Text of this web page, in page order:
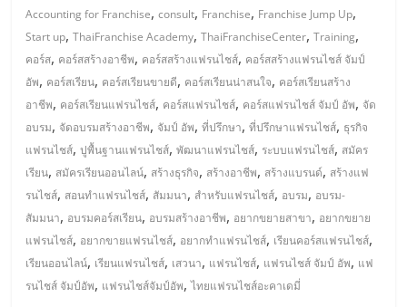
Accounting for Franchise,consult, Franchise, Franchise Jump Up,
Start up,ThaiFranchise Academy,ThaiFranchiseCenter,Training,
คอร์ส, คอร์สสร้างอาชีพ, คอร์สสร้างแฟรนไชส์, คอร์สสร้างแฟรนไชส์ จัมป์
อัพ, คอร์สเรียน, คอร์สเรียนขายดี, คอร์สเรียนน่าสนใจ, คอร์สเรียนสร้าง
อาชีพ, คอร์สเรียนแฟรนไชส์, คอร์สแฟรนไชส์, คอร์สแฟรนไชส์ จัมป์ อัพ, จัด
อบรม, จัดอบรมสร้างอาชีพ, จัมป์ อัพ,ที่ปรึกษา,ที่ปรึกษาแฟรนไชส์, ธุรกิจ
แฟรนไชส์,ปูพื้นฐานแฟรนไชส์,พัฒนาแฟรนไชส์, ระบบแฟรนไชส์, สมัคร
เรียน, สมัครเรียนออนไลน์, สร้างธุรกิจ, สร้างอาชีพ, สร้างแบรนด์, สร้างแฟ
รนไชส์, สอนทำแฟรนไชส์, สัมมนา, สำหรับแฟรนไชส์, อบรม, อบรม-
สัมมนา, อบรมคอร์สเรียน, อบรมสร้างอาชีพ, อยากขยายสาขา, อยากขยาย
แฟรนไชส์, อยากขายแฟรนไชส์, อยากทำแฟรนไชส์, เรียนคอร์สแฟรนไชส์,
เรียนออนไลน์, เรียนแฟรนไชส์, เสวนา, แฟรนไชส์, แฟรนไชส์ จัมป์ อัพ, แฟ
รนไชส์ จัมป์อัพ, แฟรนไชส์จัมป์อัพ,ไทยแฟรนไชส์อะคาเดมี่